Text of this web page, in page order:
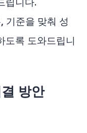
기준을 맞춰 성
도록 도와드립니
방안